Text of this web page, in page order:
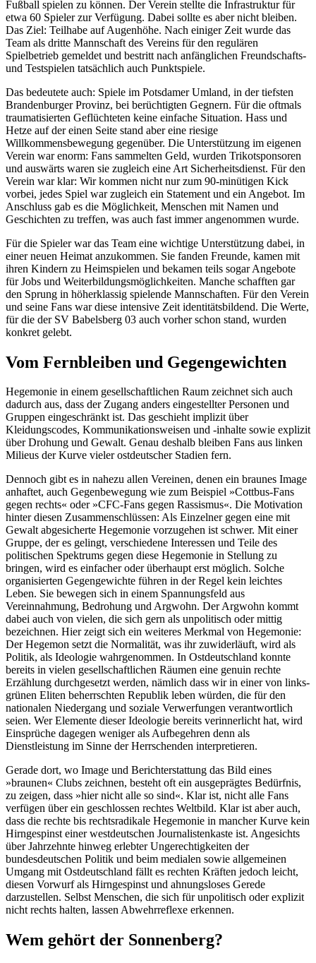
Fußball spielen zu können. Der Verein stellte die Infrastruktur für
etwa 60 Spieler zur Verfügung. Dabei sollte es aber nicht bleiben.
Das Ziel: Teilhabe auf Augenhöhe. Nach einiger Zeit wurde das
Team als dritte Mannschaft des Vereins für den regulären
Spielbetrieb gemeldet und bestritt nach anfänglichen Freundschafts-
und Testspielen tatsächlich auch Punktspiele.
Das bedeutete auch: Spiele im Potsdamer Umland, in der tiefsten
Brandenburger Provinz, bei berüchtigten Gegnern. Für die oftmals
traumatisierten Geflüchteten keine einfache Situation. Hass und
Hetze auf der einen Seite stand aber eine riesige
Willkommensbewegung gegenüber. Die Unterstützung im eigenen
Verein war enorm: Fans sammelten Geld, wurden Trikotsponsoren
und auswärts waren sie zugleich eine Art Sicherheitsdienst. Für den
Verein war klar: Wir kommen nicht nur zum 90-minütigen Kick
vorbei, jedes Spiel war zugleich ein Statement und ein Angebot. Im
Anschluss gab es die Möglichkeit, Menschen mit Namen und
Geschichten zu treffen, was auch fast immer angenommen wurde.
Für die Spieler war das Team eine wichtige Unterstützung dabei, in
einer neuen Heimat anzukommen. Sie fanden Freunde, kamen mit
ihren Kindern zu Heimspielen und bekamen teils sogar Angebote
für Jobs und Weiterbildungsmöglichkeiten. Manche schafften gar
den Sprung in höherklassig spielende Mannschaften. Für den Verein
und seine Fans war diese intensive Zeit identitätsbildend. Die Werte,
für die der SV Babelsberg 03 auch vorher schon stand, wurden
konkret gelebt.
Vom Fernbleiben und Gegengewichten
Hegemonie in einem gesellschaftlichen Raum zeichnet sich auch
dadurch aus, dass der Zugang anders eingestellter Personen und
Gruppen eingeschränkt ist. Das geschieht implizit über
Kleidungscodes, Kommunikationsweisen und -inhalte sowie explizit
über Drohung und Gewalt. Genau deshalb bleiben Fans aus linken
Milieus der Kurve vieler ostdeutscher Stadien fern.
Dennoch gibt es in nahezu allen Vereinen, denen ein braunes Image
anhaftet, auch Gegenbewegung wie zum Beispiel »Cottbus-Fans
gegen rechts« oder »CFC-Fans gegen Rassismus«. Die Motivation
hinter diesen Zusammenschlüssen: Als Einzelner gegen eine mit
Gewalt abgesicherte Hegemonie vorzugehen ist schwer. Mit einer
Gruppe, der es gelingt, verschiedene Interessen und Teile des
politischen Spektrums gegen diese Hegemonie in Stellung zu
bringen, wird es einfacher oder überhaupt erst möglich. Solche
organisierten Gegengewichte führen in der Regel kein leichtes
Leben. Sie bewegen sich in einem Spannungsfeld aus
Vereinnahmung, Bedrohung und Argwohn. Der Argwohn kommt
dabei auch von vielen, die sich gern als unpolitisch oder mittig
bezeichnen. Hier zeigt sich ein weiteres Merkmal von Hegemonie:
Der Hegemon setzt die Normalität, was ihr zuwiderläuft, wird als
Politik, als Ideologie wahrgenommen. In Ostdeutschland konnte
bereits in vielen gesellschaftlichen Räumen eine genuin rechte
Erzählung durchgesetzt werden, nämlich dass wir in einer von links-
grünen Eliten beherrschten Republik leben würden, die für den
nationalen Niedergang und soziale Verwerfungen verantwortlich
seien. Wer Elemente dieser Ideologie bereits verinnerlicht hat, wird
Einsprüche dagegen weniger als Aufbegehren denn als
Dienstleistung im Sinne der Herrschenden interpretieren.
Gerade dort, wo Image und Berichterstattung das Bild eines
»braunen« Clubs zeichnen, besteht oft ein ausgeprägtes Bedürfnis,
zu zeigen, dass »hier nicht alle so sind«. Klar ist, nicht alle Fans
verfügen über ein geschlossen rechtes Weltbild. Klar ist aber auch,
dass die rechte bis rechtsradikale Hegemonie in mancher Kurve kein
Hirngespinst einer westdeutschen Journalistenkaste ist. Angesichts
über Jahrzehnte hinweg erlebter Ungerechtigkeiten der
bundesdeutschen Politik und beim medialen sowie allgemeinen
Umgang mit Ostdeutschland fällt es rechten Kräften jedoch leicht,
diesen Vorwurf als Hirngespinst und ahnungsloses Gerede
darzustellen. Selbst Menschen, die sich für unpolitisch oder explizit
nicht rechts halten, lassen Abwehrreflexe erkennen.
Wem gehört der Sonnenberg?